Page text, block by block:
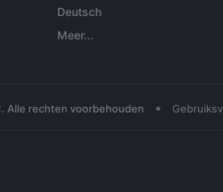
Deutsch
Meer...
Alle rechten voorbehouden •